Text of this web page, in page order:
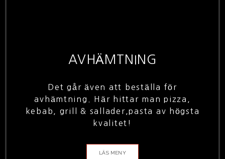
AVHÄMTNING
Det går även att beställa för
avhämtning. Här hittar man pizza,
kebab, grill & sallader,pasta av högsta
kvalitet!
LÄS MENY